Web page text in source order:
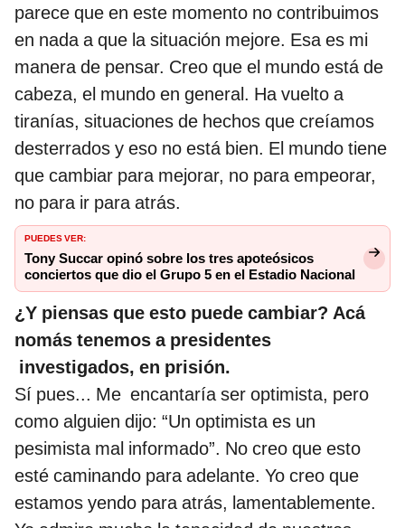
parece que en este momento no contribuimos
en nada a que la situación mejore. Esa es mi
manera de pensar. Creo que el mundo está de
cabeza, el mundo en general. Ha vuelto a
tiranías, situaciones de hechos que creíamos
desterrados y eso no está bien. El mundo tiene
que cambiar para mejorar, no para empeorar,
no para ir para atrás.
PUEDES VER:
Tony Succar opinó sobre los tres apoteósicos
conciertos que dio el Grupo 5 en el Estadio Nacional
¿Y piensas que esto puede cambiar? Acá
nomás tenemos a presidentes
investigados, en prisión.
Sí pues... Me encantaría ser optimista, pero
como alguien dijo: “Un optimista es un
pesimista mal informado”. No creo que esto
esté caminando para adelante. Yo creo que
estamos yendo para atrás, lamentablemente.